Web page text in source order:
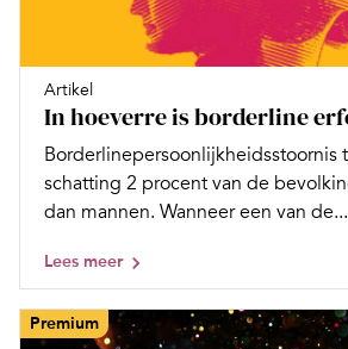
Artikel
In hoeverre is borderline
Borderlinepersoonlijkheidsstoornis
schatting 2 procent van de
dan mannen. Wanneer een van de...
Lees meer
Premium